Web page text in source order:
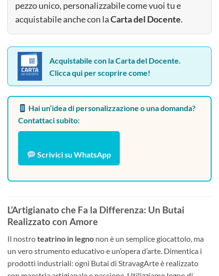
pezzo unico, personalizzabile come vuoi tu e
acquistabile anche con laCarta del Docente.
Acquistabile con la Carta del Docente.
Clicca qui per scoprire come!
Hai un’idea di personalizzazione o una domanda?
Contattaci subito:
Scrivici su WhatsApp
L’Artigianato che Fa la Differenza: Un Butai
Realizzato con Amore
Il nostroteatrino in legno non è un semplice giocattolo, ma
un vero strumento educativo e un’opera d’arte. Dimentica i
prodotti industriali: ogni Butai di StravagArte è realizzato